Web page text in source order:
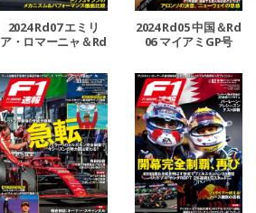
2024 Rd07 エミリ
ア・ロマーニャ＆Rd
ナダGP号
2024 Rd05 中国＆Rd
06 マイアミGP号